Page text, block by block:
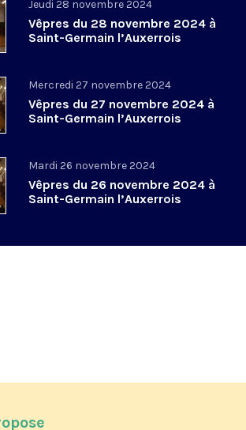
Jeudi 28 novembre 2024
Vêpres du 28 novembre 2024 à
Saint-Germain l’Auxerrois
Mercredi 27 novembre 2024
Vêpres du 27 novembre 2024 à
Saint-Germain l’Auxerrois
Mardi 26 novembre 2024
Vêpres du 26 novembre 2024 à
Saint-Germain l’Auxerrois